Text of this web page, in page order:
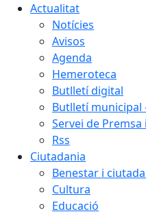
Actualitat
Notícies
Avisos
Agenda
Hemeroteca
Butlletí digital
Butlletí municipal
Servei de
Rss
Ciutadania
Benestar i
Cultura
Educació